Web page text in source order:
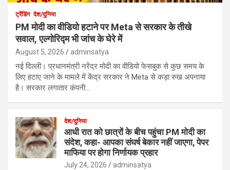
ट्रेंडिंग देश/दुनिया
PM मोदी का वीडियो हटाने पर Meta से सरकार के तीखे
सवाल, एल्गोरिद्म भी जांच के घेरे में
August 5, 2026 adminsatya
नई दिल्ली। प्रधानमंत्री नरेंद्र मोदी का वीडियो फेसबुक से कुछ समय के
लिए हटाए जाने के मामले में केंद्र सरकार ने Meta से कड़ा रुख अपनाया
है। सरकार लगातार कंपनी…
देश/दुनिया
आधी रात को छात्रों के बीच पहुंचा PM मोदी का
संदेश, कहा- आपका संघर्ष बेकार नहीं जाएगा, पेपर
माफिया पर होगा निर्णायक प्रहार
July 24, 2026 adminsatya